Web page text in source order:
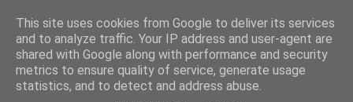
This site uses cookies from Google to deliver its services
and to analyze traffic. Your IP address and user-agent are
shared with Google along with performance and security
metrics to ensure quality of service, generate usage
statistics, and to detect and address abuse.